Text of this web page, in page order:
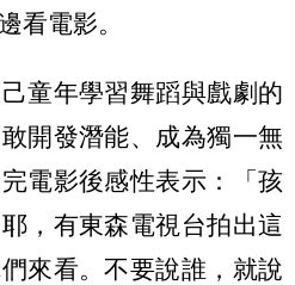
看電影。
童年學習舞蹈與戲劇的
開發潛能、成為獨一無
電影後感性表示：「孩
，有東森電視台拍出這
來看。不要說誰，就說